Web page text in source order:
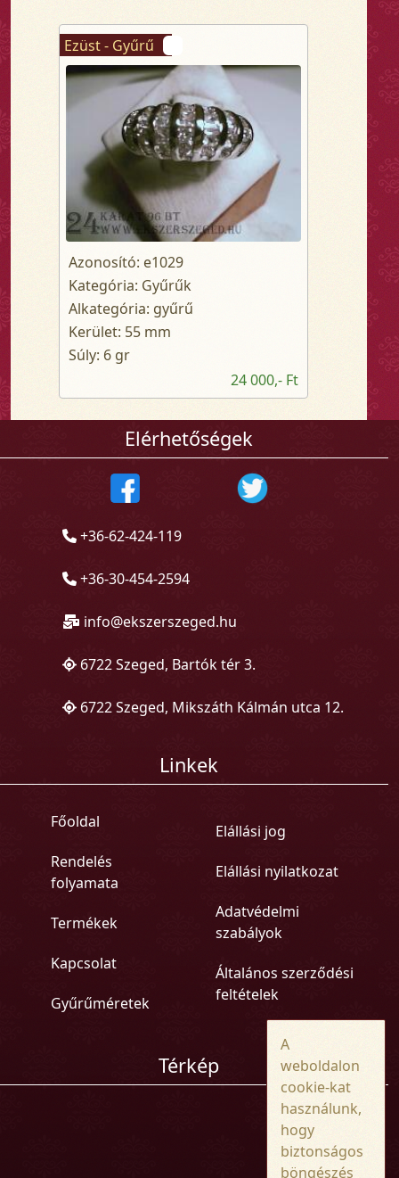
Ezüst - Gyűrű
Azonosító: e1029
Kategória: Gyűrűk
Alkategória: gyűrű
Kerület: 55 mm
Súly: 6 gr
24 000,- Ft
Elérhetőségek
+36-62-424-119
+36-30-454-2594
info@ekszerszeged.hu
6722 Szeged, Bartók tér 3.
6722 Szeged, Mikszáth Kálmán utca 12.
Linkek
Főoldal
Rendelés
folyamata
Termékek
Kapcsolat
Gyűrűméretek
Elállási jog
Elállási nyilatkozat
Adatvédelmi
szabályok
Általános szerződési
feltételek
Térkép
A
weboldalon
cookie-kat
használunk,
hogy
biztonságos
böngészés